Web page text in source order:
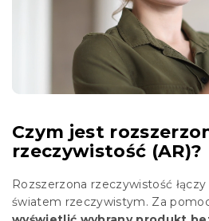
Czym jest
rzeczywistość (AR)?
Rozszerzona rzeczywistość
światem rzeczywistym. Za